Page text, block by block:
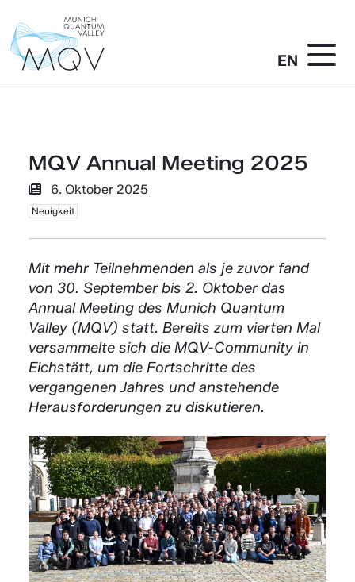
EN
MQV Annual Meeting 2025
6. Oktober 2025
Neuigkeit
Mit mehr Teilnehmenden als je zuvor fand
von 30. September bis 2. Oktober das
Annual Meeting des Munich Quantum
Valley (MQV) statt. Bereits zum vierten Mal
versammelte sich die MQV-Community in
Eichstätt, um die Fortschritte des
vergangenen Jahres und anstehende
Herausforderungen zu diskutieren.